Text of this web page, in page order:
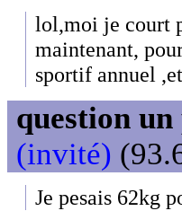
lol,moi je court
maintenant,
sportif annuel
question un
(invité)
Je pesais 62kg